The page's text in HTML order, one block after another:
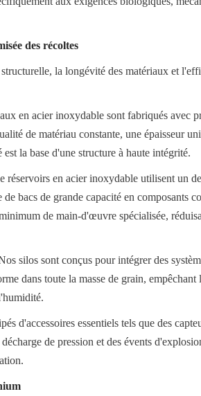
des récoltes
la longévité des matériaux et
en acier inoxydable sont fabriqués avec
de matériau constante, une épaisseur
la base d'une structure à haute intégrité.
en acier inoxydable utilisent un
bacs de grande capacité en composants
de main-d'œuvre spécialisée,
silos sont conçus pour intégrer des
dans toute la masse de grain, empêchant
d'accessoires essentiels tels que des
de pression et des évents